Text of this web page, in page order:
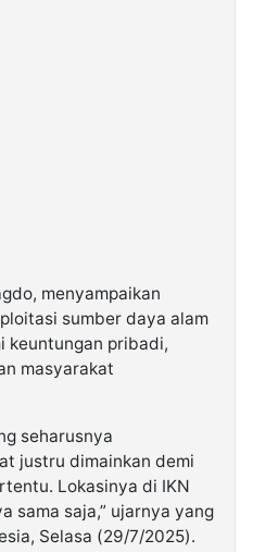
menyampaikan
sumber daya alam
keuntungan pribadi,
masyarakat
seharusnya
justru dimainkan demi
Lokasinya di IKN
sama saja,” ujarnya yang
Selasa (29/7/2025).